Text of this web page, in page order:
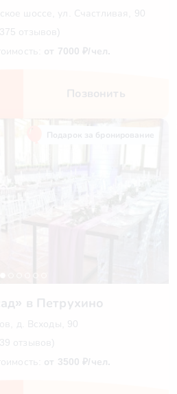
шоссе, ул. Счастливая, 90
отзывов)
от 7000 ₽/чел.
Позвонить
в Петрухино
д. Всходы, 90
отзывов)
от 3500 ₽/чел.